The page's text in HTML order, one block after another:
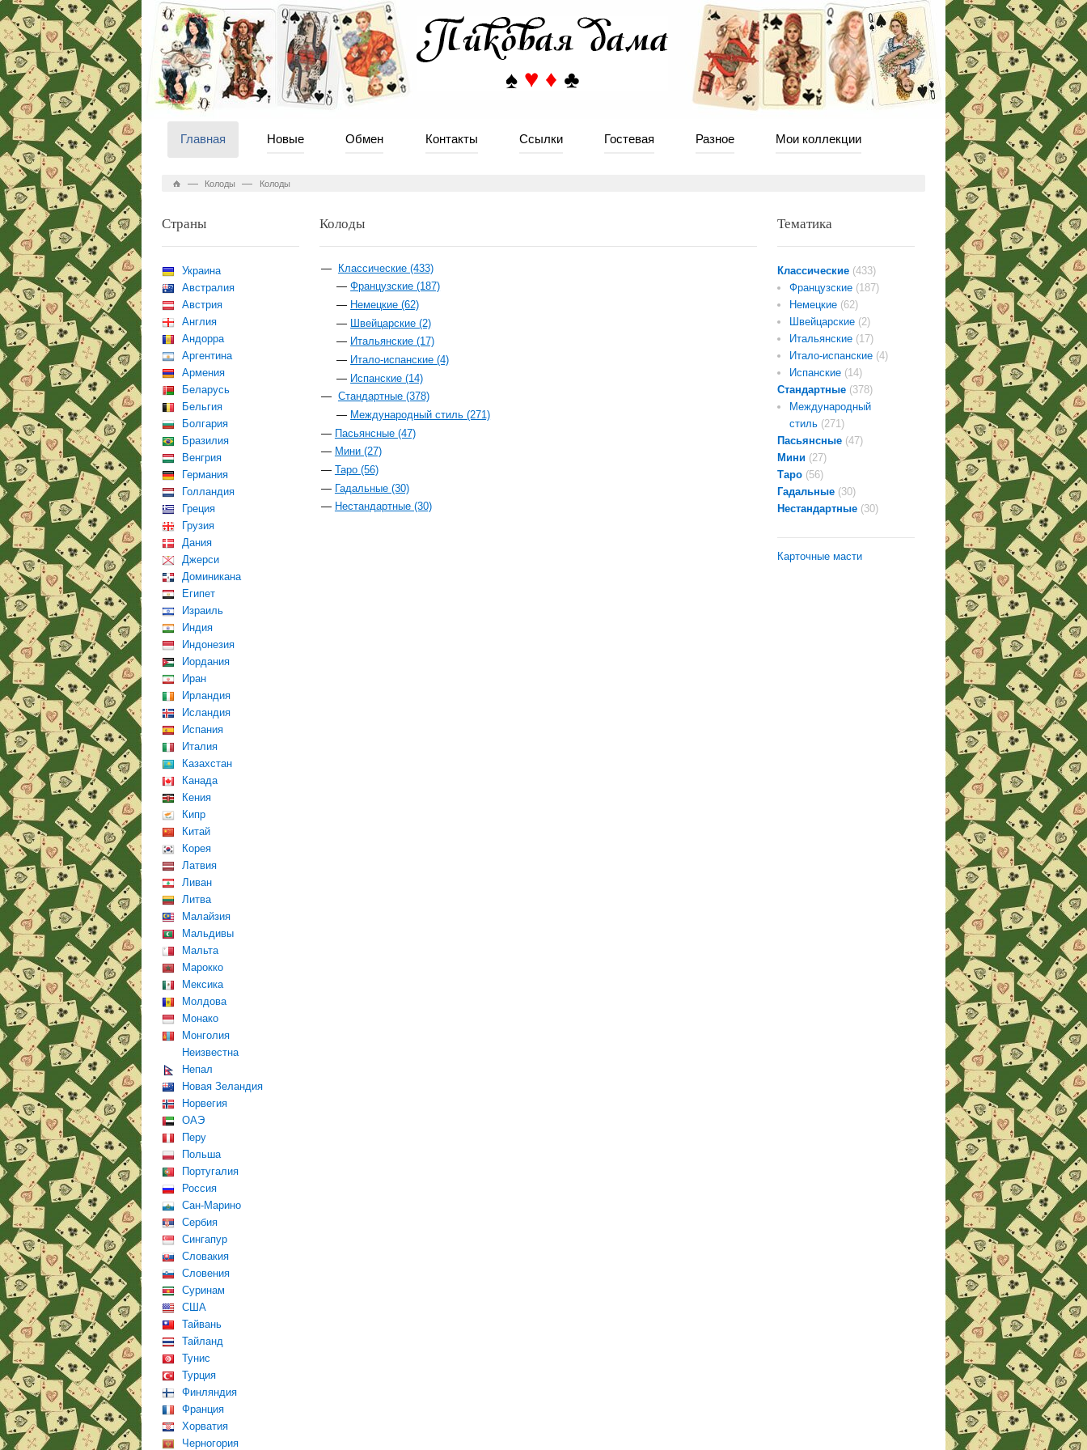
Главная Новые Обмен Контакты Ссылки Гостевая Разное Мои коллекции
— Колоды — Колоды
Страны
Украина
Австралия
Австрия
Англия
Андорра
Аргентина
Армения
Беларусь
Бельгия
Болгария
Бразилия
Венгрия
Германия
Голландия
Греция
Грузия
Дания
Джерси
Доминикана
Египет
Израиль
Индия
Индонезия
Иордания
Иран
Ирландия
Исландия
Испания
Италия
Казахстан
Канада
Кения
Кипр
Китай
Корея
Латвия
Ливан
Литва
Малайзия
Мальдивы
Мальта
Марокко
Мексика
Молдова
Монако
Монголия
Неизвестна
Непал
Новая Зеландия
Норвегия
ОАЭ
Перу
Польша
Португалия
Россия
Сан-Марино
Сербия
Сингапур
Словакия
Словения
Суринам
США
Тайвань
Тайланд
Тунис
Турция
Финляндия
Франция
Хорватия
Черногория
Тематика
Классические (433)
Французские (187)
Немецкие (62)
Швейцарские (2)
Итальянские (17)
Итало-испанские (4)
Испанские (14)
Стандартные (378)
Международный
стиль (271)
Пасьянсные (47)
Мини (27)
Таро (56)
Гадальные (30)
Нестандартные (30)
Карточные масти
Колоды
Классические (433)
Французские (187)
Немецкие (62)
Швейцарские (2)
Итальянские (17)
Итало-испанские (4)
Испанские (14)
Стандартные (378)
Международный стиль (271)
Пасьянсные (47)
Мини (27)
Таро (56)
Гадальные (30)
Нестандартные (30)